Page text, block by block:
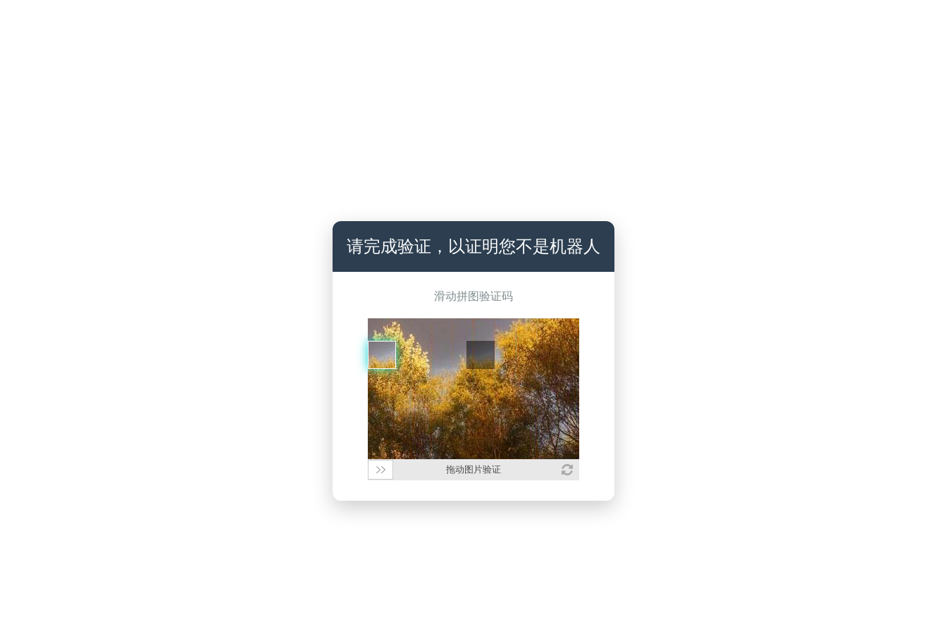
请完成验证，以证明您不是机器人
滑动拼图验证码
拖动图片验证